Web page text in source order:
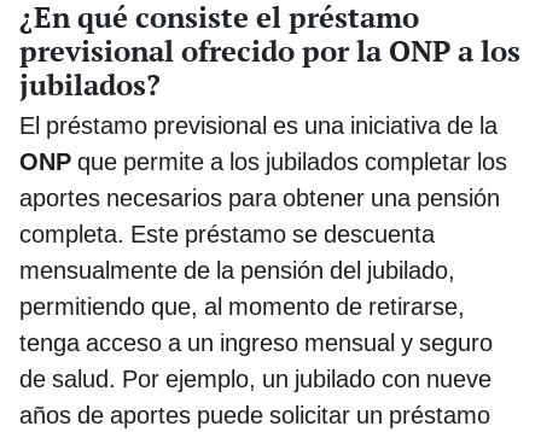
¿En qué consiste el préstamo
previsional ofrecido por la ONP a los
jubilados?
El préstamo previsional es una iniciativa de la
ONP que permite a los jubilados completar los
aportes necesarios para obtener una pensión
completa. Este préstamo se descuenta
mensualmente de la pensión del jubilado,
permitiendo que, al momento de retirarse,
tenga acceso a un ingreso mensual y seguro
de salud. Por ejemplo, un jubilado con nueve
años de aportes puede solicitar un préstamo